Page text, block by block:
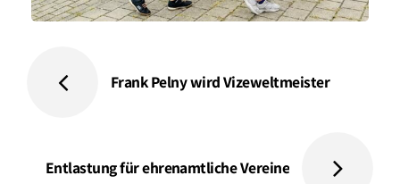
Frank Pelny wird Vizeweltmeister
Entlastung für ehrenamtliche Vereine